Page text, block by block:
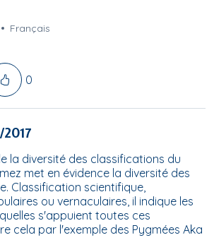
Français
0
la diversité des classifications du
met en évidence la diversité des
Classification scientifique,
ou vernaculaires, il indique les
s'appuient toutes ces
cela par l'exemple des Pygmées Aka